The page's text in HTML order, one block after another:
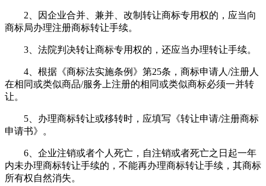
2、因企业合并、兼并、改制转让商标专用权的，应当向
商标局办理注册商标转让手续。
3、法院判决转让商标专用权的，还应当办理转让手续。
4、根据《商标法实施条例》第25条，商标申请人/注册人
在相同或类似商品/服务上注册的相同或类似商标必须一并转
让。
5、办理商标转让或移转时，应填写《转让申请/注册商标
申请书》。
6、企业注销或者个人死亡，自注销或者死亡之日起一年
内未办理商标转让手续的，不能再办理商标转让手续，其商标
所有权自然消失。